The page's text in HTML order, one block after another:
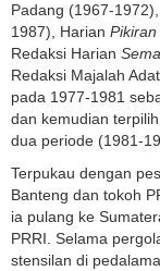
Padang (1967-
1987), Harian
Redaksi Harian
Redaksi Majalah
pada 1977-1981
dan kemudian
dua periode (1981-
Terpukau dengan
Banteng dan tokoh
ia pulang ke
PRRI. Selama
stensilan di